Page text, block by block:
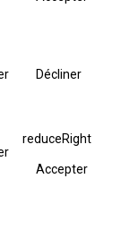
Décliner
reduceRight
Accepter